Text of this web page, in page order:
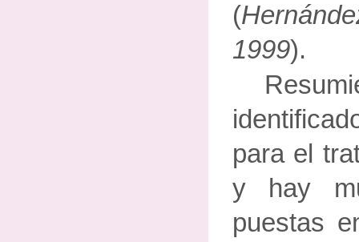
(
1999).
para el
y hay
puestas